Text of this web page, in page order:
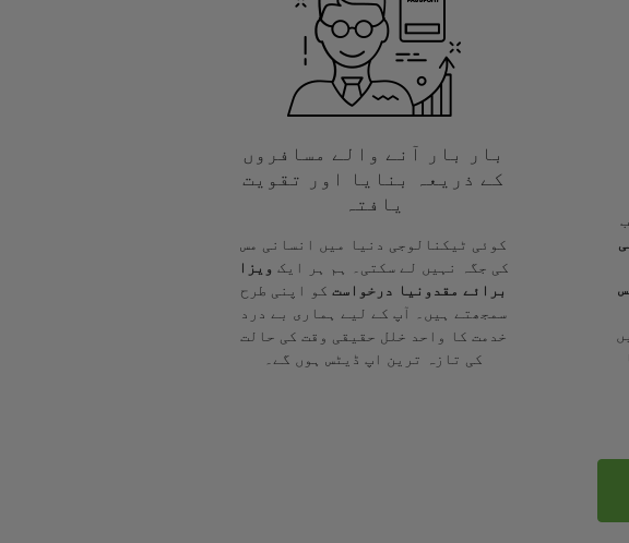
بار بار آنے والے مسافروں
کے ذریعہ بنایا اور تقویت
یافتہ
کوئی ٹیکنالوجی دنیا میں انسانی مس
کی جگہ نہیں لے سکتی۔ ہم ہر ایک ویزا
برائے مقدونیا درخواست کو اپنی طرح
سمجھتے ہیں۔ آپ کے لیے ہماری بے درد
خدمت کا واحد خلل حقیقی وقت کی حالت
کی تازہ ترین اپ ڈیٹس ہوں گے۔